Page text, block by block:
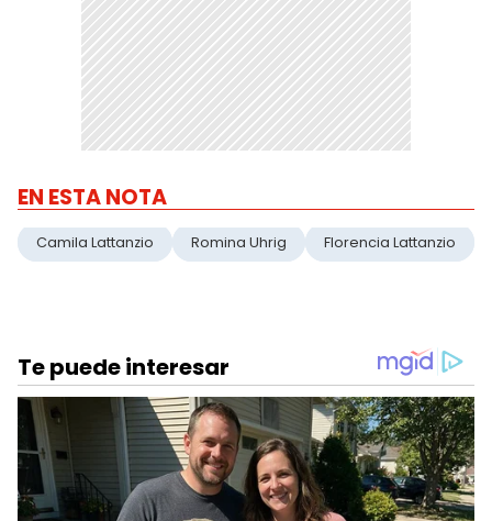
EN ESTA NOTA
Camila Lattanzio Romina Uhrig Florencia Lattanzio